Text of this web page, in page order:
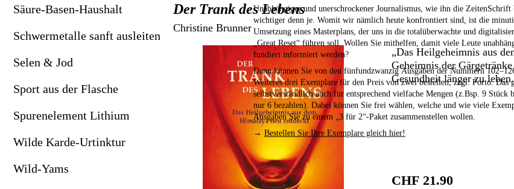
Spurenelement Lithium
Wilde Karde-Urtinktur
Wild-Yams
Säure-Basen-Haushalt
Schwermetalle sanft ausleiten
Selen & Jod
Sport aus der Flasche
Spurenelement Lithium
Wilde Karde-Urtinktur
Wild-Yams
Der Trank des Lebens
Christine Brunner
„Das Heilgeheimnis aus
Geheimnis der
Gesundheit länger zu leben.
CHF 21.90
Unabhängiger und unerschrockener Journalismus, wie ihn die ZeitenSchrift
wichtiger denn je. Womit wir nämlich heute konfrontiert sind, ist die
Umsetzung eines Masterplans, der uns in die totalüberwachte und
„Great Reset“ führen soll. Wollen Sie mithelfen, damit viele Leute
fundiert informiert werden?
Dann können Sie von den fünfundzwanzig Ausgaben der Nummern
Weiteres drei Exemplare für den Preis von zwei bestellen,zzgl. Porto. Das
selbstverständlich auch für entsprechend vielfache Mengen (z.Bsp. 9 Stück
nur 6 bezahlen). Dabei können Sie frei wählen, welche und wie viele
Ausgaben Sie zu einem „3 für 2“-Paket zusammenstellen wollen.
→ Bestellen Sie Ihre Exemplare gleich hier!